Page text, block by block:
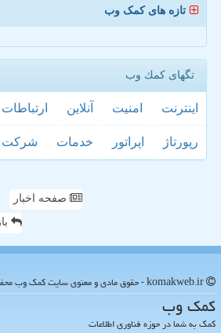
تازه های کمک وب
تگهای كمك وب
اینترنت امنیت آنلاین
رپورتاژ اپراتور خدمات شركت
صفحه اخبار
كمك وب
کمک به شما در حوزه فناوری اطلاعات